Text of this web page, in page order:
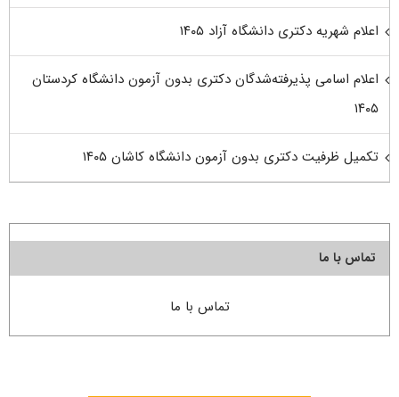
اعلام شهریه دکتری دانشگاه آزاد ۱۴۰۵
اعلام اسامی پذیرفته‌شدگان دکتری بدون آزمون دانشگاه کردستان
۱۴۰۵
تکمیل ظرفیت دکتری بدون آزمون دانشگاه کاشان ۱۴۰۵
تماس با ما
تماس با ما